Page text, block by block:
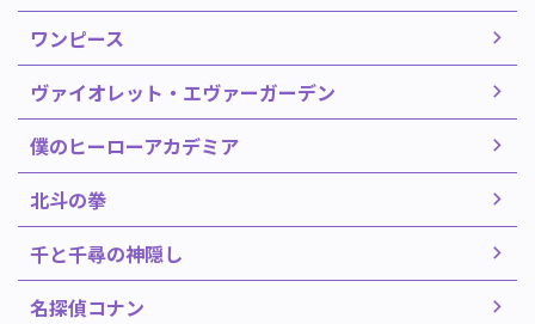
ワンピース
ヴァイオレット・エヴァーガーデン
僕のヒーローアカデミア
北斗の拳
千と千尋の神隠し
名探偵コナン